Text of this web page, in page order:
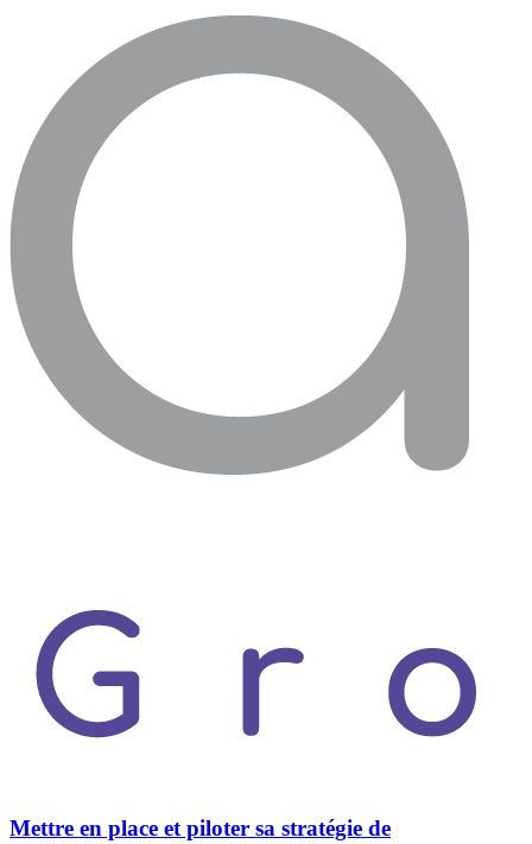
Mettre en place et piloter sa stratégie de